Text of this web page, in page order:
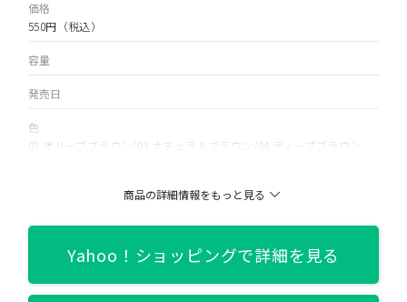
価格
550円 （税込）
容量
発売日
色
02 オリーブブラウン/03 ナチュラルブラウン/04 ディープブラウン
【絶対バレない、そして可愛い！】スクールメイク完全攻略特
集！
商品の詳細情報をもっと見る
Yahoo！ショッピングで詳細を見る